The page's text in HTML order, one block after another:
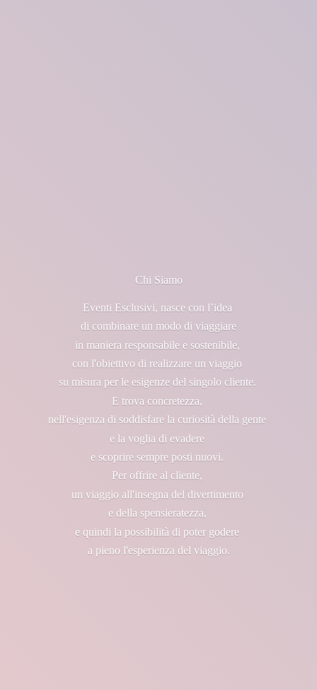
Chi Siamo
Eventi Esclusivi, nasce con l’idea
di combinare un modo di viaggiare
in maniera responsabile e sostenibile,
con l'obiettivo di realizzare un viaggio
su misura per le esigenze del singolo cliente.
E trova concretezza,
nell'esigenza di soddisfare la curiosità della gente
e la voglia di evadere
e scoprire sempre posti nuovi.
Per offrire al cliente,
un viaggio all'insegna del divertimento
e della spensieratezza,
e quindi la possibilità di poter godere
a pieno l'esperienza del viaggio.